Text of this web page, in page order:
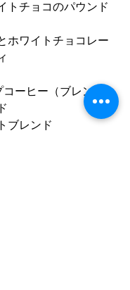
トチョコのパウンド
ホワイトチョコレー
ーヒー（ブレンド）
ブレンド